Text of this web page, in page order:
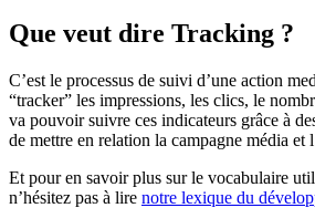
Que veut dire Tracking ?
C’est le processus de suivi d’une action
“tracker” les impressions, les clics, le
va pouvoir suivre ces indicateurs grâce à
de mettre en relation la campagne média et
Et pour en savoir plus sur le vocabulaire
n’hésitez pas à lire notre lexique du